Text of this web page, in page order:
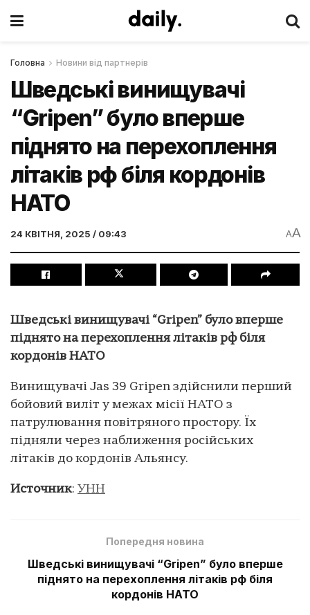
Головна Новини від партнерів
Шведські винищувачі
“Gripen” було вперше
піднято на перехоплення
літаків рф біля кордонів
НАТО
24 КВІТНЯ, 2025 / 09:43 AA
Шведські винищувачі “Gripen” було вперше
піднято на перехоплення літаків рф біля
кордонів НАТО
Винищувачі Jas 39 Gripen здійснили перший
бойовий виліт у межах місії НАТО з
патрулювання повітряного простору. Їх
підняли через наближення російських
літаків до кордонів Альянсу.
Источник: УНН
Попередня новина
Шведські винищувачі “Gripen” було вперше
піднято на перехоплення літаків рф біля
кордонів НАТО